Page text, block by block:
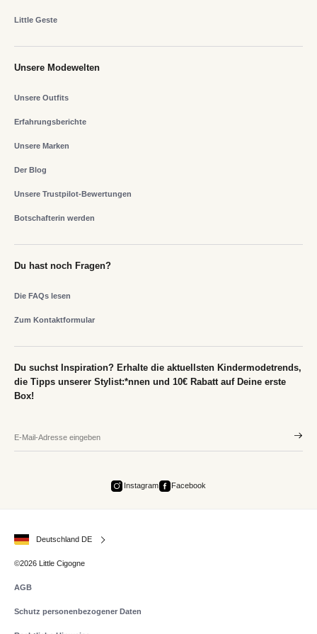
Little Geste
Unsere Modewelten
Unsere Outfits
Erfahrungsberichte
Unsere Marken
Der Blog
Unsere Trustpilot-Bewertungen
Botschafterin werden
Du hast noch Fragen?
Die FAQs lesen
Zum Kontaktformular
Du suchst Inspiration? Erhalte die aktuellsten Kindermodetrends,
die Tipps unserer Stylist:*nnen und 10€ Rabatt auf Deine erste
Box!
Instagram Facebook
Deutschland DE
©2026 Little Cigogne
AGB
Schutz personenbezogener Daten